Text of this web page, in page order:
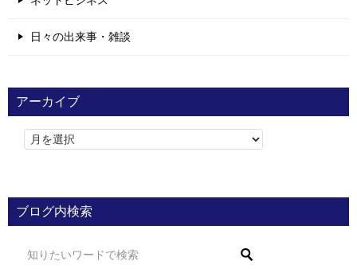
日々の出来事・雑談
アーカイブ
ブログ内検索